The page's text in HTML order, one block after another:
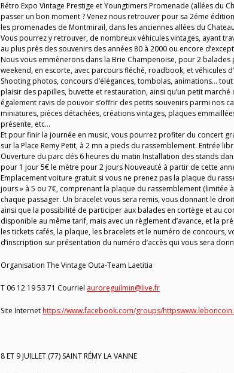
Rétro Expo Vintage Prestige et Youngtimers Promenade (allées du
passer un bon moment ? Venez nous retrouver pour sa 2éme
les promenades de Montmirail, dans les anciennes allées du
Vous pourrez y retrouver, de nombreux véhicules vintages, ayant
au plus près des souvenirs des années 80 à 2000 ou encore
Nous vous emmènerons dans la Brie Champenoise, pour 2
weekend, en escorte, avec parcours fléché, roadbook, et véhicules
Shooting photos, concours d’élégances, tombolas, animations…
plaisir des papilles, buvette et restauration, ainsi qu’un petit
également ravis de pouvoir s’offrir des petits souvenirs parmi nos
miniatures, pièces détachées, créations vintages, plaques
présente, etc…
Et pour finir la journée en music, vous pourrez profiter du concert
sur la Place Remy Petit, à 2 mn a pieds du rassemblement. Entrée
Ouverture du parc dés 6 heures du matin Installation des stands
pour 1 jour 5€ le mètre pour 2 jours Nouveauté à partir de cette
Emplacement voiture gratuit si vous ne prenez pas la plaque du
jours » à 5 ou 7€, comprenant la plaque du rassemblement (limitée
chaque passager. Un bracelet vous sera remis, vous donnant le
ainsi que la possibilité de participer aux balades en cortège et au
disponible au même tarif, mais avec un règlement d’avance, et la
les tickets cafés, la plaque, les bracelets et le numéro de concours,
d’inscription sur présentation du numéro d’accès qui vous sera
Organisation The Vintage Outa-Team Laetitia
T 06 12 19 53 71 Courriel auroreguilmin@live.fr
Site Internethttps://www.facebook.com/groups/
8 ET 9 JUILLET (77) SAINT RÉMY LA VANNE